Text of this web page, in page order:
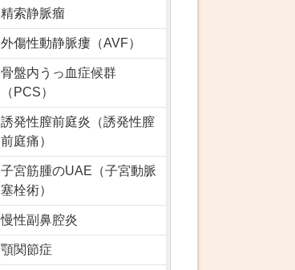
精索静脈瘤
外傷性動静脈瘻（AVF）
骨盤内うっ血症候群
（PCS）
誘発性膣前庭炎（誘発性膣
前庭痛）
子宮筋腫のUAE（子宮動脈
塞栓術）
慢性副鼻腔炎
顎関節症